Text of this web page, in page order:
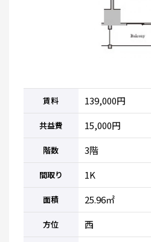
賃料 139,000円
共益費 15,000円
階数 3階
間取り 1K
面積 25.96㎡
方位 西